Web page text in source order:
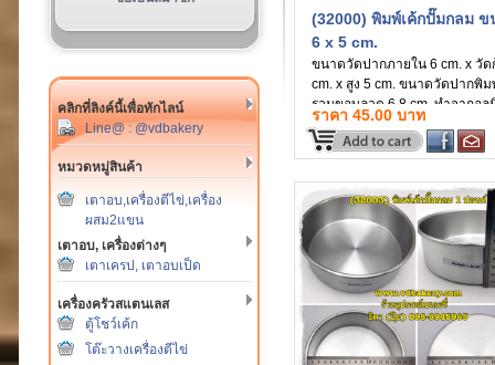
คลิกที่ลิงค์นี้เพื่อทักไลน์
Line@ : @vdbakery
หมวดหมู่สินค้า
เตาอบ,เครื่องตีไข่,เครื่อง
ผสม2แขน
เตาอบ, เครื่องต่างๆ
เตาเครป, เตาอบเป็ด
เครื่องครัวสแตนเลส
ตู้โชว์เค้ก
โต๊ะวางเครื่องตีไข่
(32000) พิมพ์เค้กปั๊มกลม ข
6 x 5 cm.
ขนาดวัดปากภายใน 6 cm. x วัด
cm. x สูง 5 cm. ขนาดวัดปากพิม
รวมขอบลวด 6.8 cm. ทำจากอลู
เนียม ไม่มีรอยต่อ
ราคา 45.00 บาท